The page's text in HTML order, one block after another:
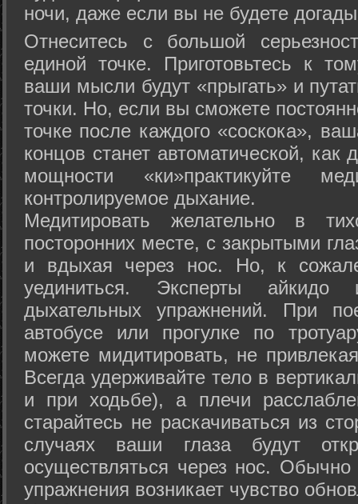
ночи, даже если вы не будете
Отнеситесь с большой
единой точке. Приготовьтесь к
ваши мысли будут «прыгать» и
точки. Но, если вы сможете
точке после каждого «соскока»,
концов станет автоматической,
мощности «ки»практикуйте
контролируемое дыхание.
Медитировать желательно в
посторонних месте, с закрытыми
и вдыхая через нос. Но, к
уединиться. Эксперты айкидо
дыхательных упражнений. При
автобусе или прогулке по
можете мидитировать, не
Всегда удерживайте тело в
и при ходьбе), а плечи
старайтесь не раскачиваться из
случаях ваши глаза будут
осуществляться через нос. Обычно
упражнения возникает чувство